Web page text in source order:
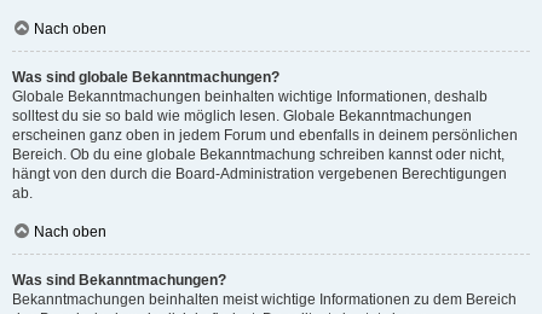
Nach oben
Was sind globale Bekanntmachungen?
Globale Bekanntmachungen beinhalten wichtige Informationen, deshalb
solltest du sie so bald wie möglich lesen. Globale Bekanntmachungen
erscheinen ganz oben in jedem Forum und ebenfalls in deinem persönlichen
Bereich. Ob du eine globale Bekanntmachung schreiben kannst oder nicht,
hängt von den durch die Board-Administration vergebenen Berechtigungen
ab.
Nach oben
Was sind Bekanntmachungen?
Bekanntmachungen beinhalten meist wichtige Informationen zu dem Bereich